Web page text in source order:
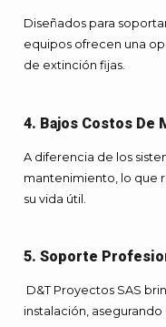
Diseñados para
equipos ofrecen una
de extinción fijas.
4. Bajos Costos De
A diferencia de los
mantenimiento, lo que
su vida útil.
5. Soporte
D&T Proyectos SAS
instalación,